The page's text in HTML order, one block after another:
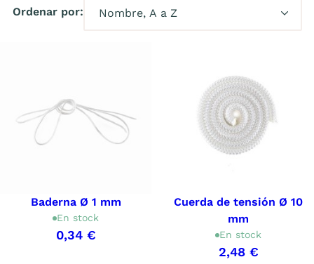
Ordenar por:
Baderna Ø 1 mm
En stock
0,34 €
Cuerda de tensión Ø 10
mm
En stock
2,48 €